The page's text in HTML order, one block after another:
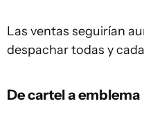
Las ventas seguirían
despachar todas y
De cartel a emblema